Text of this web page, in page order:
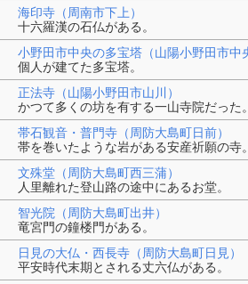
海印寺（周南市下上）
十六羅漢の石仏がある。
小野田市中央の多宝塔（山陽小野田市中
個人が建てた多宝塔。
正法寺（山陽小野田市山川）
かつて多くの坊を有する一山寺院だった。
帯石観音・普門寺（周防大島町日前）
帯を巻いたような岩がある安産祈願の寺。
文殊堂（周防大島町西三蒲）
人里離れた登山路の途中にあるお堂。
智光院（周防大島町出井）
竜宮門の鐘楼門がある。
日見の大仏・西長寺（周防大島町日見）
平安時代末期とされる丈六仏がある。